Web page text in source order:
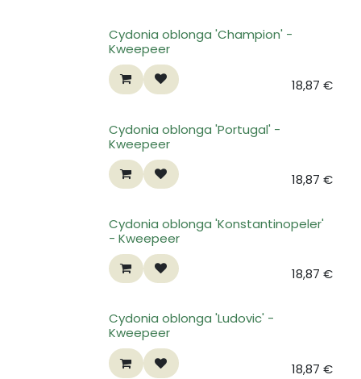
Cydonia oblonga 'Champion' -
Kweepeer
18,87 €
Cydonia oblonga 'Portugal' -
Kweepeer
18,87 €
Cydonia oblonga 'Konstantinopeler'
- Kweepeer
18,87 €
Cydonia oblonga 'Ludovic' -
Kweepeer
18,87 €